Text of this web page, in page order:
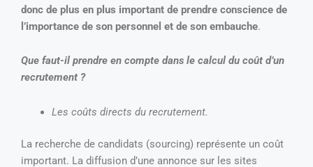
donc de plus en plus important de prendre conscience de
l’importance de son personnel et de son embauche.
Que faut-il prendre en compte dans le calcul du coût d’un
recrutement ?
Les coûts directs du recrutement.
La recherche de candidats (sourcing) représente un coût
important. La diffusion d’une annonce sur les sites